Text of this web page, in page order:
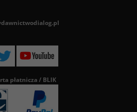
płatnicza / BLIK